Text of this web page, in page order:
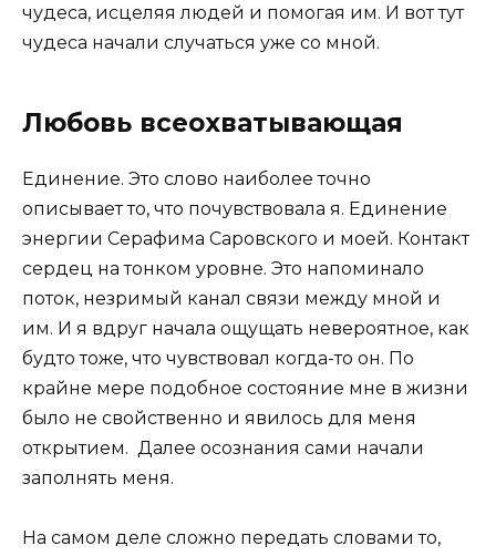
чудеса, исцеляя людей и помогая им. И вот тут
чудеса начали случаться уже со мной.
Любовь всеохватывающая
Единение. Это слово наиболее точно
описывает то, что почувствовала я. Единение
энергии Серафима Саровского и моей. Контакт
сердец на тонком уровне. Это напоминало
поток, незримый канал связи между мной и
им. И я вдруг начала ощущать невероятное, как
будто тоже, что чувствовал когда-то он. По
крайне мере подобное состояние мне в жизни
было не свойственно и явилось для меня
открытием. Далее осознания сами начали
заполнять меня.
На самом деле сложно передать словами то,